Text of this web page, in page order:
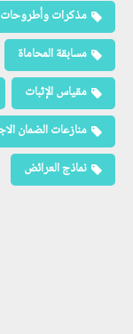
مذكرات وأطروحات
مسابقة المحاماة
مقياس الإثبات
منازعات الضمان
نماذج العرائض